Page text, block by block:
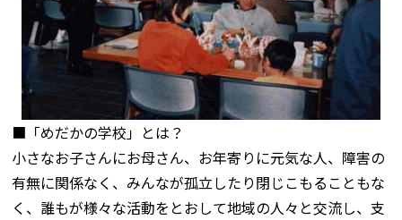
■「めだかの学校」とは？
小さなお子さんにお母さん、お年寄りに元気な人、障害の
有無に関係なく、みんなが孤立したり閉じこもることもな
く、誰もが様々な活動をとおして地域の人々と交流し、支